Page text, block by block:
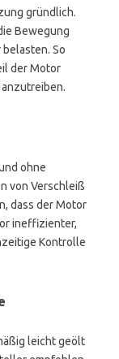
gründlich.
Bewegung
So
der Motor
anzutreiben.
ohne
von Verschleiß
dass der Motor
ineffizienter,
Kontrolle
leicht geölt